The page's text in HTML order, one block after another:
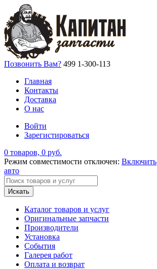
Позвонить Вам? 499 1-300-113
Главная
Контакты
Доставка
О нас
Войти
Зарегистироваться
0 товаров, 0 руб.
Режим совместимости отключен: Включить
авто
Искать
Каталог товаров и услуг
Оригинальные запчасти
Производители
Установка
События
Галерея работ
Оплата и возврат